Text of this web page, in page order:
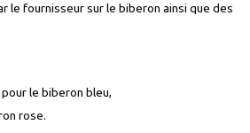
le fournisseur sur le biberon ainsi que des
le biberon bleu,
rose.